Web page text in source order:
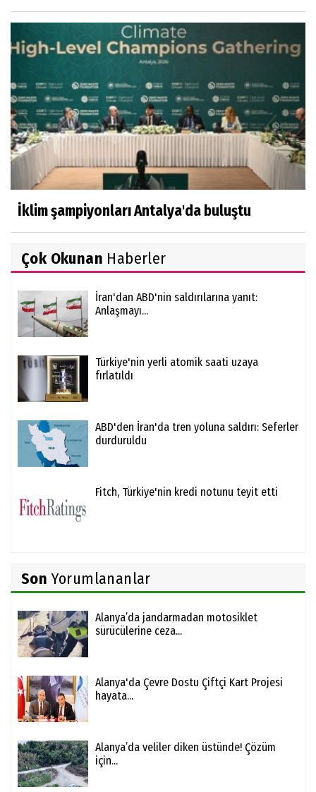
İklim şampiyonları Antalya'da buluştu
Çok Okunan Haberler
İran'dan ABD'nin saldırılarına yanıt:
Anlaşmayı...
Türkiye'nin yerli atomik saati uzaya
fırlatıldı
ABD'den İran'da tren yoluna saldırı: Seferler
durduruldu
Fitch, Türkiye'nin kredi notunu teyit etti
Son Yorumlananlar
Alanya’da jandarmadan motosiklet
sürücülerine ceza...
Alanya'da Çevre Dostu Çiftçi Kart Projesi
hayata...
Alanya’da veliler diken üstünde! Çözüm
için...